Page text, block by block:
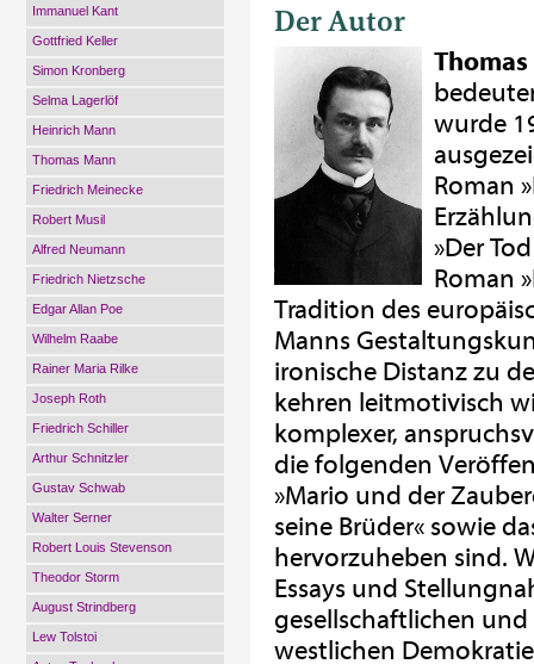
Immanuel Kant
Gottfried Keller
Simon Kronberg
Selma Lagerlöf
Heinrich Mann
Thomas Mann
Friedrich Meinecke
Robert Musil
Alfred Neumann
Friedrich Nietzsche
Edgar Allan Poe
Wilhelm Raabe
Rainer Maria Rilke
Joseph Roth
Friedrich Schiller
Arthur Schnitzler
Gustav Schwab
Walter Serner
Robert Louis Stevenson
Theodor Storm
August Strindberg
Lew Tolstoi
Der Autor
wurde
Roman
»Der
Roman
Tradition des
Manns
ironische Distanz zu
kehren leitmotivisch
komplexer,
die folgenden
»Mario und der
seine Brüder« sowie
hervorzuheben sind.
Essays und
gesellschaftlichen
westlichen